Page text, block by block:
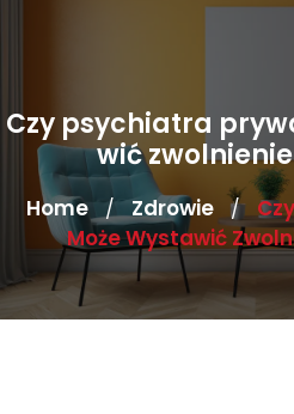
Czy psychiatra
wić
Home / Zdrowie /
Może Wystawić